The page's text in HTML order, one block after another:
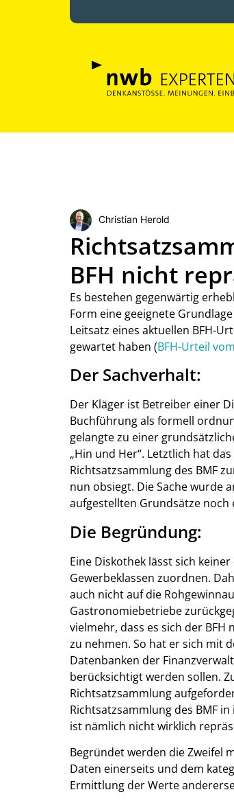
Christian Herold
BFH nicht
Es bestehen gegenwärtig
Form eine geeignete
Leitsatz eines aktuellen BFH-
gewartet haben (BFH-Urteil
Der Sachverhalt:
Der Kläger ist Betreiber einer
Buchführung als formell
gelangte zu einer
„Hin und Her“. Letztlich hat
Richtsatzsammlung des BMF
nun obsiegt. Die Sache wurde
aufgestellten Grundsätze noch
Die Begründung:
Eine Diskothek lässt sich
Gewerbeklassen zuordnen.
auch nicht auf die
Gastronomiebetriebe
vielmehr, dass es sich der
zu nehmen. So hat er sich mit
Datenbanken der
berücksichtigt werden sollen.
Richtsatzsammlung
Richtsatzsammlung des BMF
ist nämlich nicht wirklich
Begründet werden die Zweifel
Daten einerseits und dem
Ermittlung der Werte